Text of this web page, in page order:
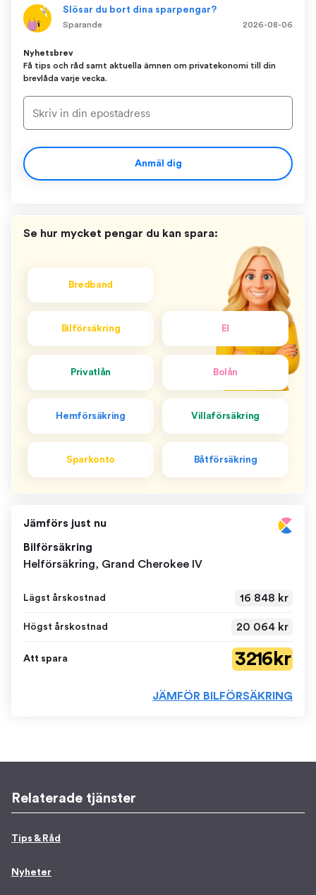
Slösar du bort dina sparpengar?
Sparande 2026-08-06
Nyhetsbrev
Få tips och råd samt aktuella ämnen om privatekonomi till din
brevlåda varje vecka.
Anmäl dig
Se hur mycket pengar du kan spara:
Bredband
Bilförsäkring El
Privatlån Bolån
Hemförsäkring Villaförsäkring
Sparkonto Båtförsäkring
Jämförs just nu
Bilförsäkring
Helförsäkring, Grand Cherokee IV
Lägst årskostnad 16 848 kr
Högst årskostnad 20 064 kr
Att spara 3 216 kr
JÄMFÖR BILFÖRSÄKRING
Relaterade tjänster
Tips & Råd
Nyheter